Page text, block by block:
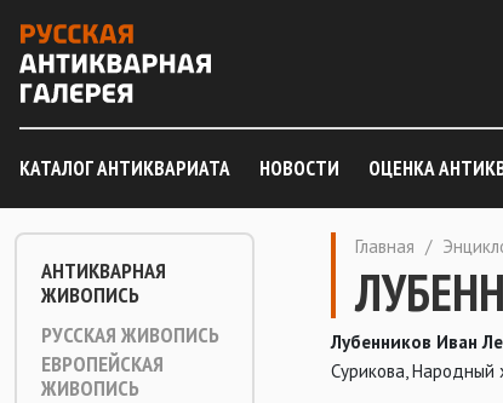
КАТАЛОГ АНТИКВАРИАТА НОВОСТИ ОЦЕНКА
АНТИКВАРНАЯ
ЖИВОПИСЬ
РУССКАЯ ЖИВОПИСЬ
ЕВРОПЕЙСКАЯ
ЖИВОПИСЬ
Главная /
Лубенников Иван
Сурикова, Народный